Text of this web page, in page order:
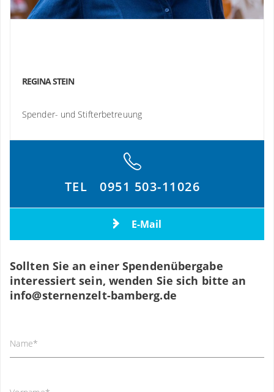
REGINA STEIN
Spender- und Stifterbetreuung
TEL 0951 503-11026
E-Mail
Sollten Sie an einer Spendenübergabe
interessiert sein, wenden Sie sich bitte an
info@sternenzelt-bamberg.de
Name*